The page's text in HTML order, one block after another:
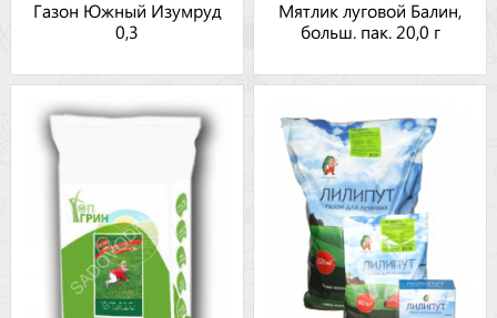
Газон Южный Изумруд
0,3
Мятлик луговой Балин,
больш. пак. 20,0 г